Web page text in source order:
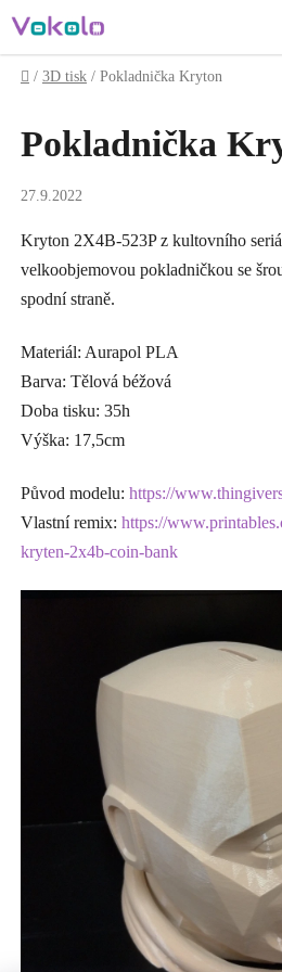
na
obsah
Domů
/ 3D tisk / Pokladnička Kryton
Pokladnička
27.9.2022
Kryton 2X4B-523P z kultovního
velkoobjemovou pokladničkou se
spodní straně.
Materiál: Aurapol PLA
Barva: Tělová béžová
Doba tisku: 35h
Výška: 17,5cm
Původ modelu: https://
Vlastní remix: https://
kryten-2x4b-coin-bank